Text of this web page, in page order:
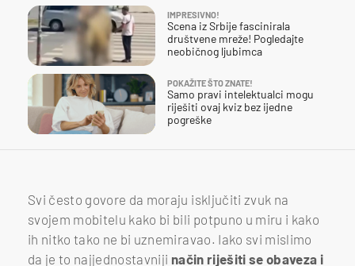
IMPRESIVNO!
Scena iz Srbije fascinirala
društvene mreže! Pogledajte
neobičnog ljubimca
POKAŽITE ŠTO ZNATE!
Samo pravi intelektualci mogu
riješiti ovaj kviz bez ijedne
pogreške
Svi često govore da moraju isključiti zvuk na
svojem mobitelu kako bi bili potpuno u miru i kako
ih nitko tako ne bi uznemiravao. Iako svi mislimo
da je to najjednostavniji način riješiti se obaveza i